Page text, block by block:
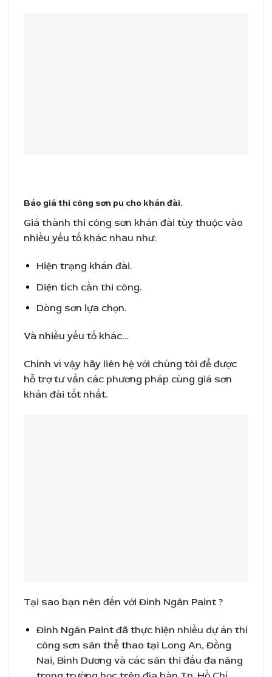
Báo giá thi công sơn pu cho khán đài.
Giá thành thi công sơn khán đài tùy thuộc vào
nhiều yếu tố khác nhau như:
Hiện trạng khán đài.
Diện tích cần thi công.
Dòng sơn lựa chọn.
Và nhiều yếu tố khác…
Chính vì vậy hãy liên hệ với chúng tôi để được
hỗ trợ tư vấn các phương pháp cùng giá sơn
khán đài tốt nhất.
Tại sao bạn nên đến với Đinh Ngân Paint ?
Đinh Ngân Paint đã thực hiện nhiều dự án thi
công sơn sân thể thao tại Long An, Đồng
Nai, Bình Dương và các sân thi đấu đa năng